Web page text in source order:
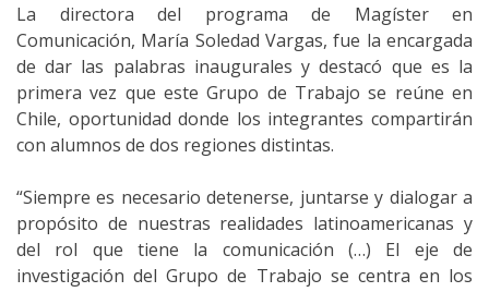
La directora del programa de Magíster en
Comunicación, María Soledad Vargas, fue la encargada
de dar las palabras inaugurales y destacó que es la
primera vez que este Grupo de Trabajo se reúne en
Chile, oportunidad donde los integrantes compartirán
con alumnos de dos regiones distintas.
“Siempre es necesario detenerse, juntarse y dialogar a
propósito de nuestras realidades latinoamericanas y
del rol que tiene la comunicación (…) El eje de
investigación del Grupo de Trabajo se centra en los